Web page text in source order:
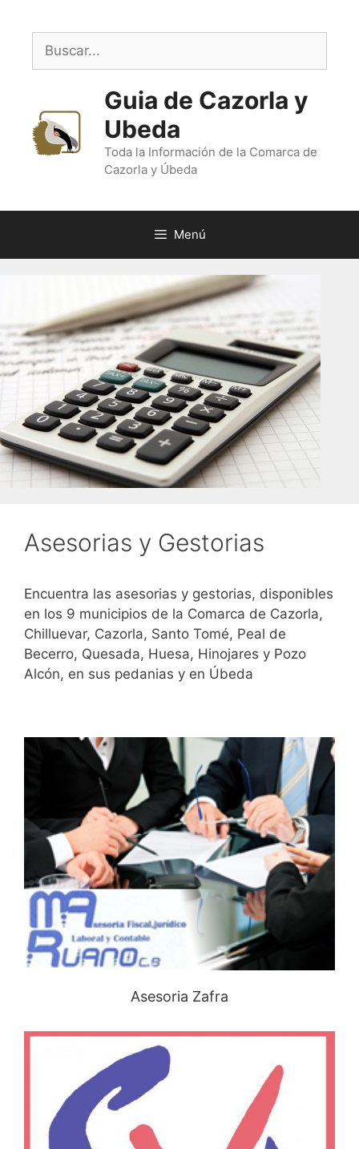
contenido
Buscar:
Guia de Cazorla y
Ubeda
Toda la Información de la Comarca de
Cazorla y Úbeda
Menú
Asesorias y Gestorias
Encuentra las asesorias y gestorias, disponibles
en los 9 municipios de la Comarca de Cazorla,
Chilluevar, Cazorla, Santo Tomé, Peal de
Becerro, Quesada, Huesa, Hinojares y Pozo
Alcón, en sus pedanias y en Úbeda
Asesoria Zafra